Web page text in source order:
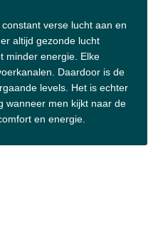
verse lucht aan en
altijd gezonde lucht
minder energie. Elke
Daardoor is de
levels. Het is echter
wanneer men kijkt naar de
en energie.